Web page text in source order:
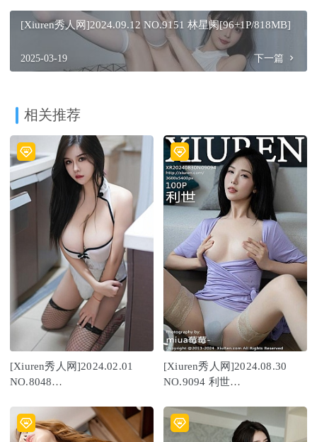
[Xiuren秀人网]2024.09.12 NO.9151 林星阑[96+1P/818MB]
2025-03-19 下一篇
相关推荐
[Xiuren秀人网]2024.02.01
NO.8048
[Xiuren秀人网]2024.08.30
NO.9094 利世